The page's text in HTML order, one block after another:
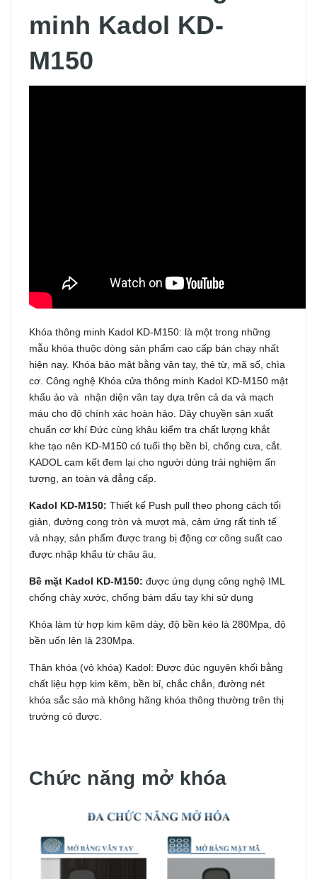
minh Kadol KD-
M150
Khóa thông minh Kadol KD-M150: là một trong những
mẫu khóa thuộc dòng sản phẩm cao cấp bán chạy nhất
hiện nay. Khóa bảo mật bằng vân tay, thẻ từ, mã số, chìa
cơ. Công nghệ Khóa cửa thông minh Kadol KD-M150 mật
khẩu ảo và nhận diện vân tay dựa trên cả da và mạch
máu cho độ chính xác hoàn hảo. Dây chuyền sản xuất
chuẩn cơ khí Đức cùng khâu kiểm tra chất lượng khắt
khe tạo nên KD-M150 có tuổi thọ bền bỉ, chống cưa, cắt.
KADOL cam kết đem lại cho người dùng trải nghiệm ấn
tượng, an toàn và đẳng cấp.
Kadol KD-M150: Thiết kế Push pull theo phong cách tối
giản, đường cong tròn và mượt mà, cảm ứng rất tinh tế
và nhạy, sản phẩm được trang bị động cơ công suất cao
được nhập khẩu từ châu âu.
Bề mặt Kadol KD-M150: được ứng dụng công nghệ IML
chống chày xước, chống bám dấu tay khi sử dụng
Khóa làm từ hợp kim kẽm dày, độ bền kéo là 280Mpa, độ
bền uốn lên là 230Mpa.
Thân khóa (vỏ khóa) Kadol: Được đúc nguyên khối bằng
chất liệu hợp kim kẽm, bền bỉ, chắc chắn, đường nét
khóa sắc sảo mà không hãng khóa thông thường trên thị
trường có được.
Chức năng mở khóa